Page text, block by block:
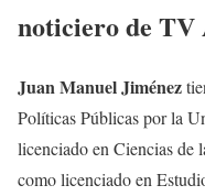
noticiero de TV
Juan Manuel Jiménez
Políticas Públicas por la
licenciado en Ciencias
como licenciado en